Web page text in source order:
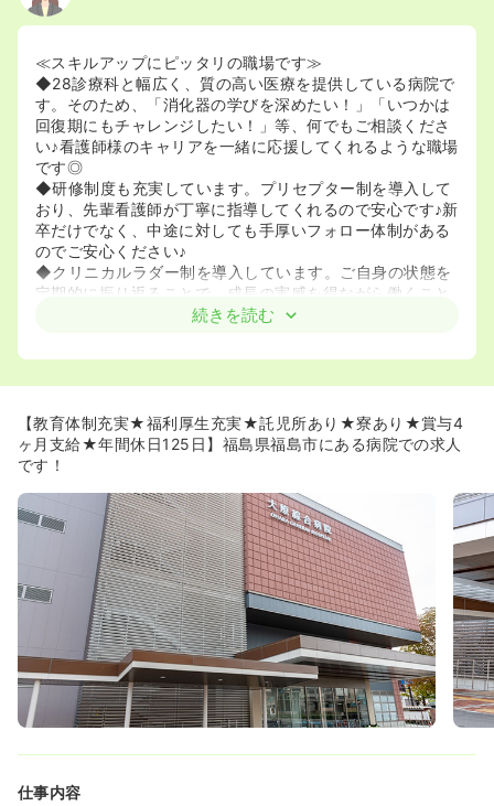
≪スキルアップにピッタリの職場です≫
◆28診療科と幅広く、質の高い医療を提供している病院で
す。そのため、「消化器の学びを深めたい！」「いつかは
回復期にもチャレンジしたい！」等、何でもご相談くださ
い♪看護師様のキャリアを一緒に応援してくれるような職場
です◎
◆研修制度も充実しています。プリセプター制を導入して
おり、先輩看護師が丁寧に指導してくれるので安心です♪新
卒だけでなく、中途に対しても手厚いフォロー体制がある
のでご安心ください♪
◆クリニカルラダー制を導入しています。ご自身の状態を
定期的に振り返ることで、成長の実感を得ながら働くこと
張旅費・参加費の支給の他、長期の研修支援も行っていま
研修に参加することができる職場です！
◆看護研究委員会があり、看護研究における悩みや不安を
相談できる環境が整っています。
NICUでの勤務をご希望の方にもオススメの施設です。
◆「チームナーシング担当看護師制」を採用しています。
チームで看護することにより、患者さん一人ひとりを手厚
く看護することができ、自律的な看護の実践にもつながり
ます。お互いのスキルを学び、高め合うことができるの
で、経験の浅い看護師さんにも安心な制度です♪
≪母体安定♪施設や制度が整った職場で働くことが可能です
≫
◆大原綜合病院を運営する大原記念財団は、健康予防を含
む急性期医療、回復期医療、精神医療、そして在宅医療
と、地域中核の医療機関として地域から信頼される医療グ
ループを目指して活動しております。
肢から選ぶことができ、ライフステージに合わせて異動す
続きを読む
【教育体制充実★福利厚生充実★託児所あり★寮あり★賞与4
ヶ月支給★年間休日125日】福島県福島市にある病院での求人
です！
仕事内容